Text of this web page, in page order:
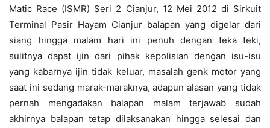
Matic Race (ISMR) Seri 2 Cianjur, 12 Mei 2012 di Sirkuit
Terminal Pasir Hayam Cianjur balapan yang digelar dari
siang hingga malam hari ini penuh dengan teka teki,
sulitnya dapat ijin dari pihak kepolisian dengan isu-isu
yang kabarnya ijin tidak keluar, masalah genk motor yang
saat ini sedang marak-maraknya, adapun alasan yang tidak
pernah mengadakan balapan malam terjawab sudah
akhirnya balapan tetap dilaksanakan hingga selesai dan